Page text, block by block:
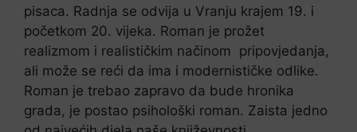
pisaca. Radnja se odvija u Vranju krajem 19. i
početkom 20. vijeka. Roman je prožet
realizmom i realističkim načinom pripovjedanja,
ali može se reći da ima i modernističke odlike.
Roman je trebao zapravo da bude hronika
grada, je postao psihološki roman. Zaista jedno